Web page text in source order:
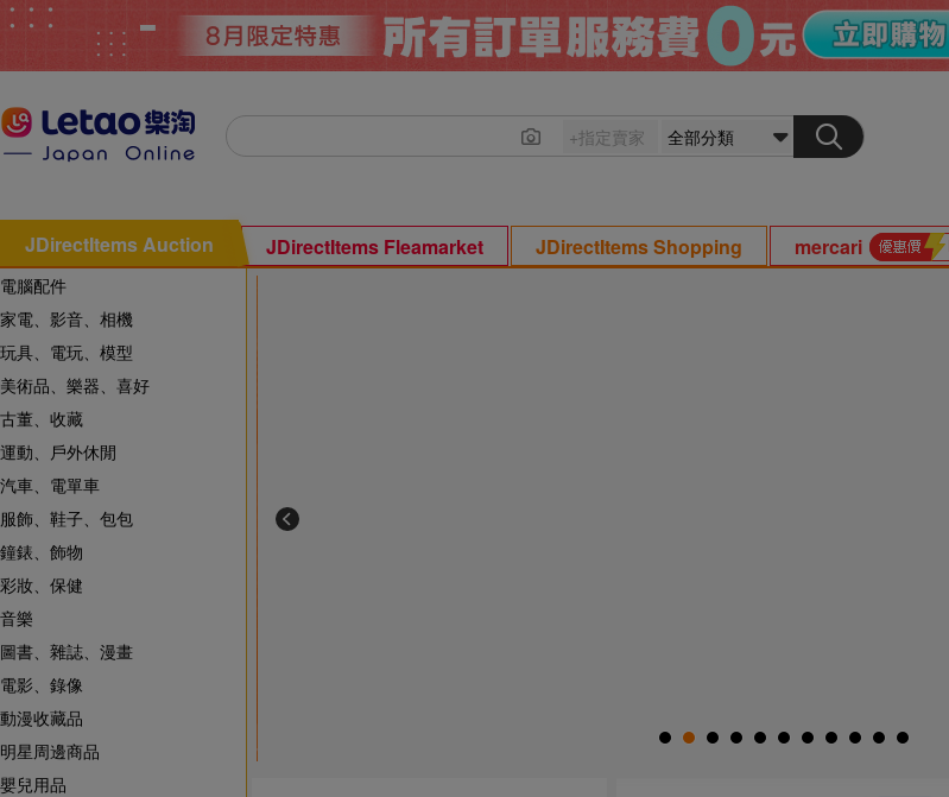
JDirectItems Auction JDirectItems Fleamarket JDirectItems Shopping mercari
電腦配件
家電、影音、相機
玩具、電玩、模型
美術品、樂器、喜好
古董、收藏
運動、戶外休閒
汽車、電單車
服飾、鞋子、包包
鐘錶、飾物
彩妝、保健
音樂
圖書、雜誌、漫畫
電影、錄像
動漫收藏品
明星周邊商品
嬰兒用品